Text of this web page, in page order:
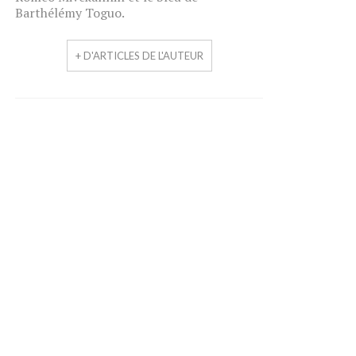
Barthélémy Toguo.
+ D'ARTICLES DE L'AUTEUR